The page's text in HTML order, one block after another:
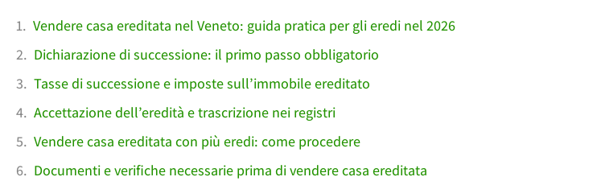
Vendere casa ereditata nel Veneto: guida pratica per gli eredi nel 2026
Dichiarazione di successione: il primo passo obbligatorio
Tasse di successione e imposte sull’immobile ereditato
Accettazione dell’eredità e trascrizione nei registri
Vendere casa ereditata con più eredi: come procedere
Documenti e verifiche necessarie prima di vendere casa ereditata